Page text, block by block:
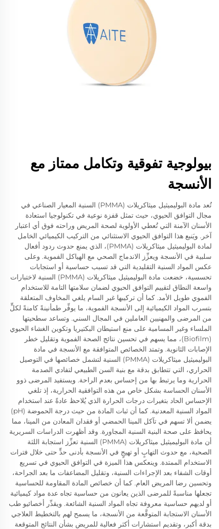
بيولوجية تفوقية وتكامل ممتاز مع
الأنسجة
تُعد مادة البوليميثيل ميثاكريلات (PMMA) السنية المعيار الصناعي في
مجال التوافق الحيوي، حيث تمثل قفزة نوعية في تكنولوجيا استعادة
الأسنان الآمنة التي تُعطي الأولوية لصحة المريض وراحته فوق أي اعتبار
آخر. ويَنبع هذا التوافق الحيوي الاستثنائي من التركيب الكيميائي الخامل
لمادة البوليميثيل ميثاكريلات (PMMA)، الذي يمنع حدوث ردود أفعال
سلبية في الأنسجة ويعزِّز الاندماج الصحي مع الهياكل الفموية. وعلى
عكس المواد السنية التقليدية التي قد تسبب حساسية أو استجابات
تحسسية، خضعت مادة البوليميثيل ميثاكريلات (PMMA) السنية لاختبارات
واسعة النطاق لتقييم التوافق الحيوي لضمان سلامتها التامة للاستخدام
الفموي طويل الأمد. كما أن تركيبها غير السام يلغي المخاوف المتعلقة
بتسرب المواد الكيميائية إلى الأنسجة الفموية، ما يوفِّر طمأنينةً كامنةً لكلٍّ
من المرضى والمهنيين العاملين في المجال السني. وتساعد سطحيتها
الملساء وغير المسامية على منع استيطان البكتيريا وتكوين الغشاء الحيوي
(Biofilm)، مما يسهم في تحسين نتائج الصحة الفموية وتقليل خطر
الإصابات الثانوية. وتمتد الخصائص المتوافقة مع الأنسجة في مادة
البوليميثيل ميثاكريلات (PMMA) السنية لتشمل خصائصها في التوصيل
الحراري، التي تتطابق بدقة مع بنية السن الطبيعي لتفادي الصدمة
الحرارية وما يرتبط بها من إحساس بعدم الراحة. ويستفيد المرضى ذوو
الأسنان الحساسة بشكل خاص من هذه التوافقية الحرارية، إذ تلغي
الإحساس الحاد بتغيرات درجات الحرارة الذي يُلاحظ عادةً عند استخدام
المواد السنية المعدنية. كما أن ثبات المادة من حيث درجة الحموضة (pH)
يضمن ألا تسهم في تآكل المينا الحمضي أو فقدان المعادن من المينا، مما
يحافظ على صحة البنية السنية المجاورة. وقد أظهرت الدراسات السريرية
أن مادة البوليميثيل ميثاكريلات (PMMA) السنية تعزِّز استجابة اللثة
الصحية، مع حدوث التهابٍ أو تهيجٍ في الأنسجة بأدنى حدٍّ حتى خلال فترات
الاستخدام الممتدة. وينعكس هذا الميزة في التوافق الحيوي في تسريع
أوقات الشفاء بعد الإجراءات السنية، وتقليل المضاعفات ما بعد الجراحة،
وتحسين رضا المريض العام. كما أن خصائص المادة المقاومة للحساسية
تجعلها مناسبةً للمرضى الذين يعانون من حساسية تجاه عدة مواد كيميائية
أو لديهم حساسية معروفة تجاه المواد السنية الشائعة. ويقدِّر أخصائيو طب
الأسنان الاستجابة المتوقَّعة من الأنسجة، ما يسمح لهم بالتخطيط العلاجي
بدقة أكبر، وتقديم استشارات أكثر فعالية للمريض بشأن النتائج المتوقعة